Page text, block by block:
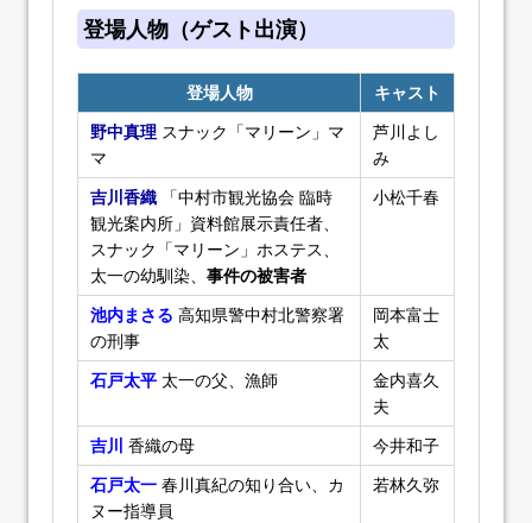
登場人物（ゲスト出演）
登場人物
キャスト
野中真理 スナック「マリーン」マ
マ
芦川よし
み
吉川香織 「中村市観光協会 臨時
観光案内所」資料館展示責任者、
スナック「マリーン」ホステス、
太一の幼馴染、 事件の被害者
小松千春
池内まさる 高知県警中村北警察署
の刑事
岡本富士
太
石戸太平 太一の父、漁師
金内喜久
夫
吉川 香織の母
今井和子
石戸太一 春川真紀の知り合い、カ
ヌー指導員
若林久弥